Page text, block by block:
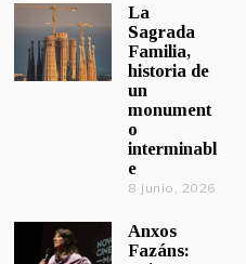
La
Sagrada
Familia,
historia de
un
monument
o
interminabl
e
8 junio, 2026
Anxos
Fazáns: